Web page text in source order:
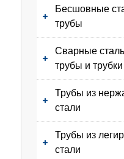
Бесшовные
трубы
Сварные
трубы и трубки
Трубы из
стали
Трубы из
стали